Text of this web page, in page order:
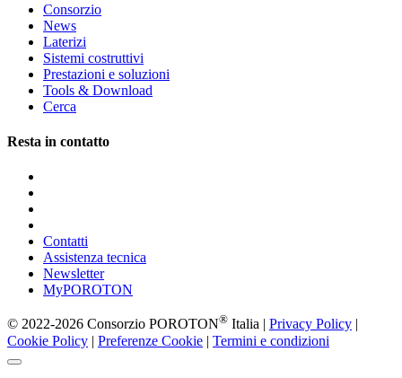
Consorzio
News
Laterizi
Sistemi costruttivi
Prestazioni e soluzioni
Tools & Download
Cerca
Resta in contatto
Contatti
Assistenza tecnica
Newsletter
MyPOROTON
© 2022-2026 Consorzio POROTON® Italia | Privacy Policy
Cookie Policy | Preferenze Cookie | Termini e condizioni